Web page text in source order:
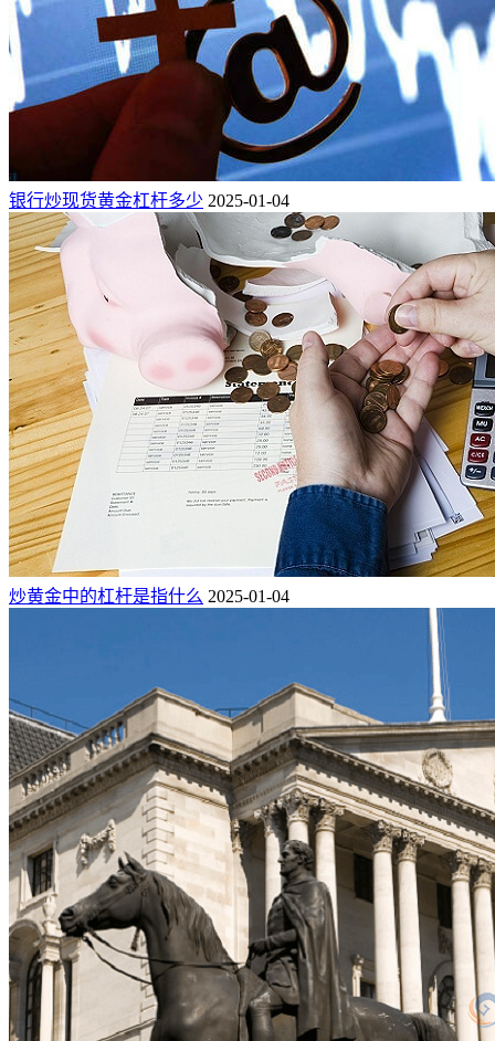
银行炒现货黄金杠杆多少 2025-01-04
炒黄金中的杠杆是指什么 2025-01-04